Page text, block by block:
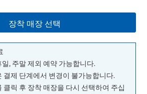
장착 매장 선택
, 주말 제외 예약 가능합니다.
결제 단계에서 변경이 불가능합니다.
클릭 후 장착 매장을 다시 선택하여 주십